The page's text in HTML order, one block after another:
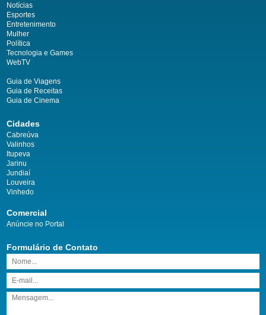
Notícias
Esportes
Entretenimento
Mulher
Política
Tecnologia e Games
WebTV
Guia de Viagens
Guia de Receitas
Guia de Cinema
Cidades
Cabreúva
Valinhos
Itupeva
Jarinu
Jundiaí
Louveira
Vinhedo
Comercial
Anúncie no Portal
Formulário de Contato